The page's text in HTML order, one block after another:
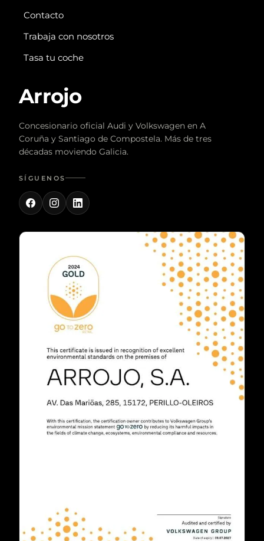
Contacto
Trabaja con nosotros
Tasa tu coche
Arrojo
Concesionario oficial Audi y Volkswagen en A
Coruña y Santiago de Compostela. Más de tres
décadas moviendo Galicia.
SÍGUENOS